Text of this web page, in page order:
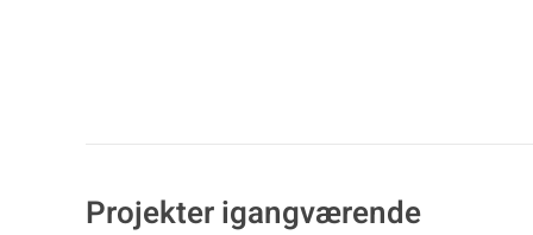
Projekter igangværende